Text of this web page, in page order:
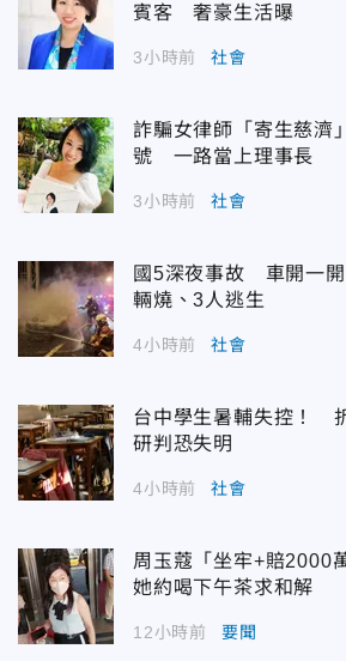
賓客 奢豪生活曝
3小時前 社會
詐騙女律師「寄生慈濟
號 一路當上理事長
3小時前 社會
國5深夜事故 車開一
輛燒、3人逃生
4小時前 社會
台中學生暑輔失控！
研判恐失明
4小時前 社會
周玉蔻「坐牢+賠2000
她約喝下午茶求和解
12小時前 要聞